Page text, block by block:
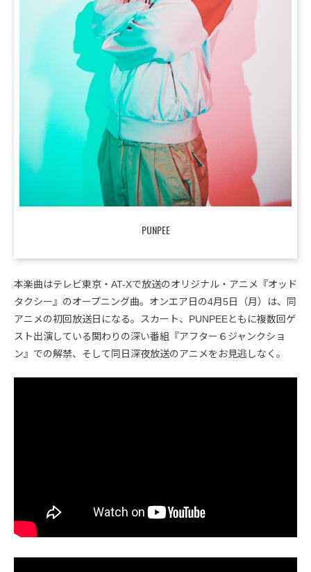
PUNPEE
本楽曲はテレビ東京・AT-Xで放送のオリジナル・アニメ『オッド
タクシー』のオープニング曲。オンエア日の4月5日（月）は、同
アニメの初回放送日になる。スカート、PUNPEEともに複数回ゲ
スト出演している関わりの深い番組『アフター６ジャンクショ
ン』での解禁、そして同日深夜放送のアニメをお見逃しなく。